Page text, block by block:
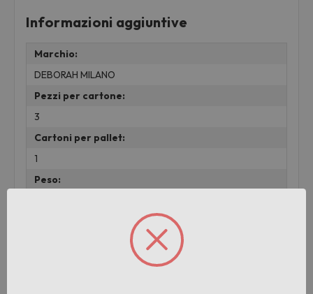
Informazioni aggiuntive
Marchio:
DEBORAH MILANO
Pezzi per cartone:
3
Cartoni per pallet:
1
Peso: